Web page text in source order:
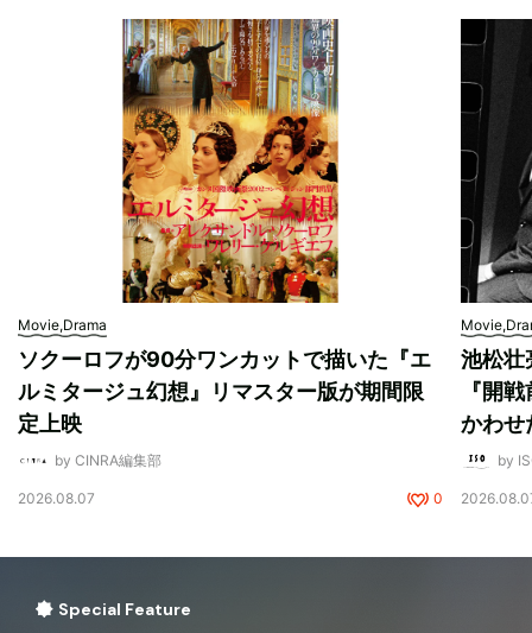
Movie,Drama
ソクーロフが90分ワンカットで描いた『エ
ルミタージュ幻想』リマスター版が期間限
定上映
by CINRA編集部
2026.08.07 0
池松壮
『開
かわせ
by
Special Feature